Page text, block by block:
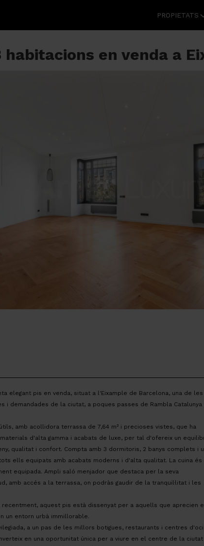
PROPIETATS
habitacions en venda a
elegant pis en venda, situat a l'Eixample de Barcelona, una de les
i demandades de la ciutat, a poques passes de Rambla Catalunya
útils, amb acollidora terrassa de 7,64 m² i precioses vistes, que ha
d'alta gamma i acabats de luxe, per tal d'ofereix un
qualitat i confort. Compta amb 3 dormitoris, 2 banys complets i
ells equipats amb acabats moderns i d'alta qualitat. La cuina és
equipada. Ampli saló menjador que destaca per la seva
amb accés a la terrassa, on podràs gaudir de la tranquil·litat i les
aquest pis està dissenyat per a aquells que aprecien
un entorn urbà immillorable.
a un pas de les millors botigues, restaurants i centres d'oci
en una oportunitat única per a viure en el centre de la ciutat